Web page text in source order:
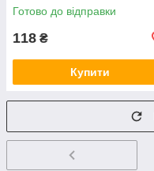
Готово до відправки
118 ₴
Купити